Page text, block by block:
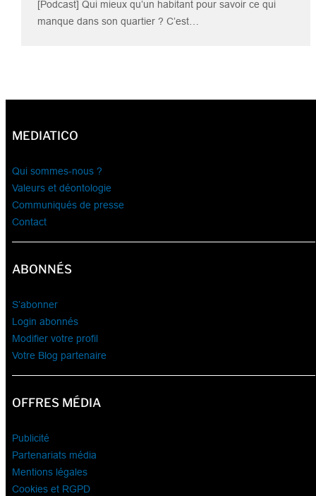
[Podcast] Qui mieux qu’un habitant pour savoir ce qui
manque dans son quartier ? C’est…
MEDIATICO
Qui sommes-nous ?
Valeurs et déontologie
Communiqués de presse
Contact
ABONNÉS
S’abonner
Login abonnés
Modifier votre profil
Votre Blog partenaire
OFFRES MÉDIA
Publicité
Partenariats média
Mentions légales
Cookies et RGPD